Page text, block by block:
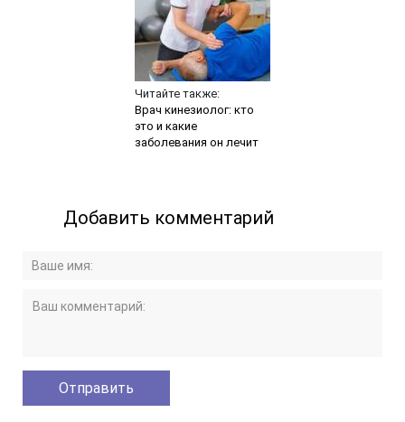
Читайте также:
Врач кинезиолог: кто
это и какие
заболевания он лечит
Добавить комментарий